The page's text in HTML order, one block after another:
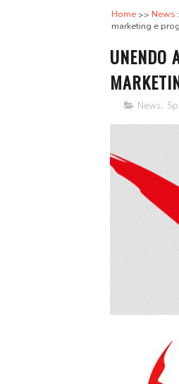
Home News
marketing e
UNENDO
News,